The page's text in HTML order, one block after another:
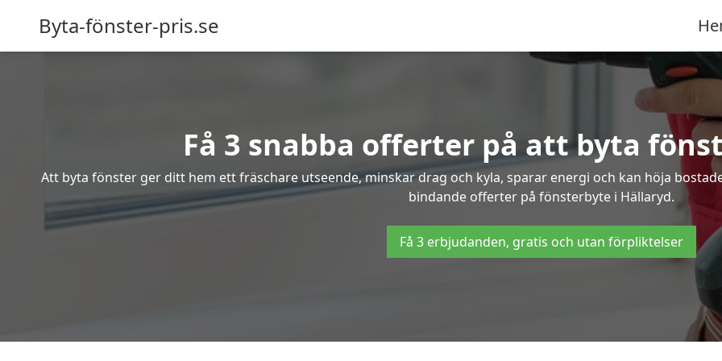
Byta-fönster-pris.se
Få 3 snabba offerter på att byta
Att byta fönster ger ditt hem ett fräschare utseende, minskar drag och kyla, sparar energi och kan höja
bindande offerter på fönsterbyte i Hällaryd.
Få 3 erbjudanden, gratis och utan förpliktelser